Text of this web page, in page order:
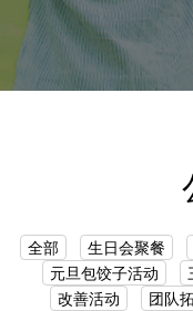
全部 生日会聚餐
元旦包饺子活动
改善活动
团队